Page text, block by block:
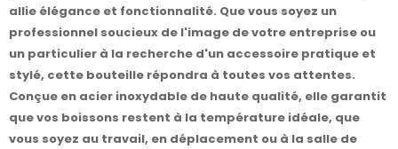
allie élégance et fonctionnalité. Que vous soyez un
professionnel soucieux de l'image de votre entreprise ou
un particulier à la recherche d'un accessoire pratique et
stylé, cette bouteille répondra à toutes vos attentes.
Conçue en acier inoxydable de haute qualité, elle garantit
que vos boissons restent à la température idéale, que
vous soyez au travail, en déplacement ou à la salle de